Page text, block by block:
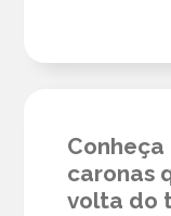
caronas
volta do